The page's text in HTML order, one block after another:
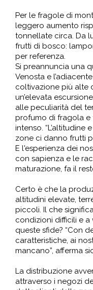
Per le fragole di
leggero aumento
tonnellate circa. Da
frutti di bosco:
per referenza.
Si preannuncia una
Venosta e
coltivazione più alte
un’elevata
alle peculiarità del
profumo di fragola
intenso. “L’altitudine
zone ci danno frutti
E l'esperienza dei
con sapienza e le
maturazione, fa il
Certo è che la
altitudini elevate,
piccoli. Il che
condizioni difficili e a
queste sfide? “Con
caratteristiche, ai
mancano”, afferma
La distribuzione
attraverso i negozi